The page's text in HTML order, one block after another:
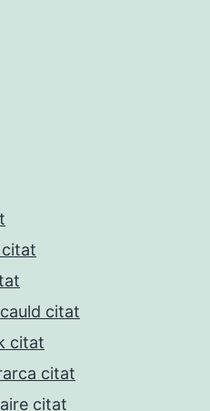
citat
citat
citat
citat
citat